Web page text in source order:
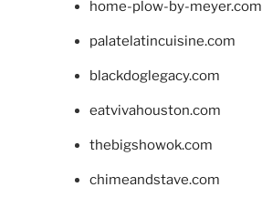
home-plow-by-meyer.com
palatelatincuisine.com
blackdoglegacy.com
eatvivahouston.com
thebigshowok.com
chimeandstave.com